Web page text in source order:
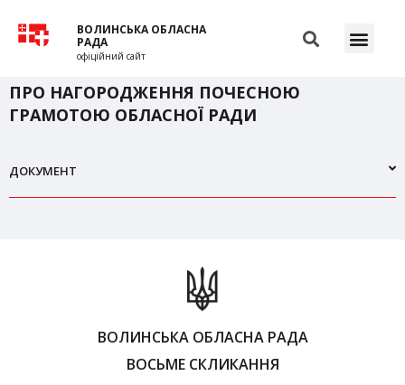
ВОЛИНСЬКА ОБЛАСНА
РАДА
офіційний сайт
ПРО НАГОРОДЖЕННЯ ПОЧЕСНОЮ
ГРАМОТОЮ ОБЛАСНОЇ РАДИ
ДОКУМЕНТ
ВОЛИНСЬКА ОБЛАСНА РАДА
ВОСЬМЕ СКЛИКАННЯ